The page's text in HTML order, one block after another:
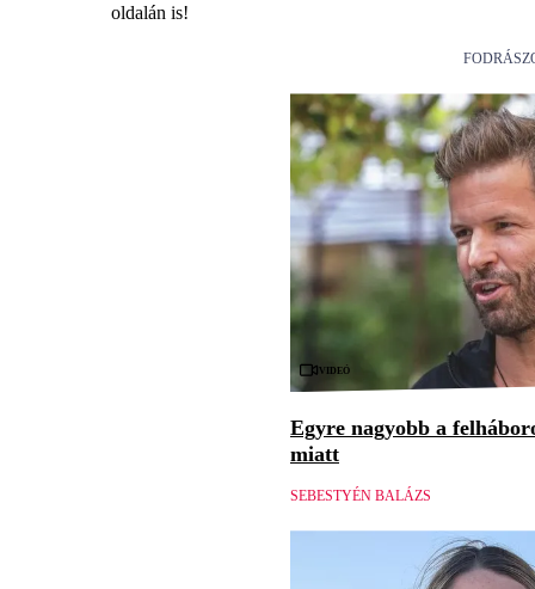
oldalán is!
Videó
Egyre nagyobb a
miatt
SEBESTYÉN BALÁZS